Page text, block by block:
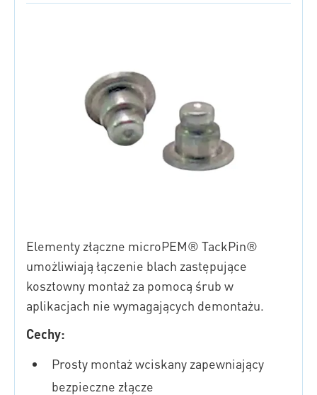
Elementy złączne microPEM® TackPin®
umożliwiają łączenie blach zastępujące
kosztowny montaż za pomocą śrub w
aplikacjach nie wymagających demontażu.
Cechy:
Prosty montaż wciskany zapewniający
bezpieczne złącze